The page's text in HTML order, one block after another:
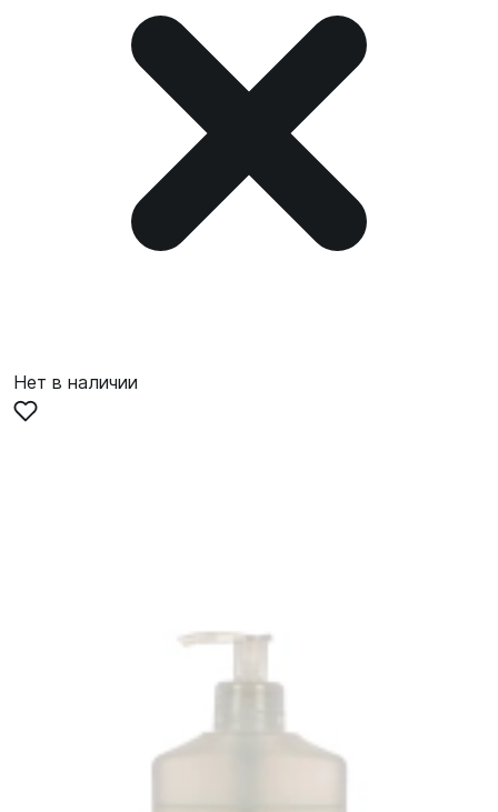
Нет в наличии